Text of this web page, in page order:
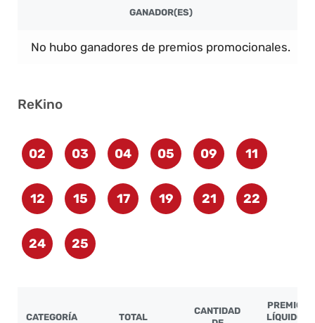
GANADOR(ES)
No hubo ganadores de premios promocionales.
ReKino
02 03 04 05 09 11
12 15 17 19 21 22
24 25
CATEGORÍA TOTAL
CANTIDAD
PREMIO
LÍQUIDO